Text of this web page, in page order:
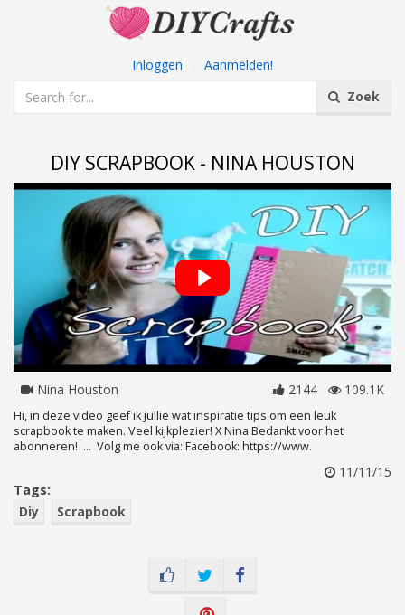
Inloggen
Aanmelden!
Zoek
DIY SCRAPBOOK - NINA HOUSTON
Nina Houston 2144 109.1K
Hi, in deze video geef ik jullie wat inspiratie tips om een leuk
scrapbook te maken. Veel kijkplezier! X Nina Bedankt voor het
abonneren! ... Volg me ook via: Facebook: https://www.
11/11/15
Tags:
Diy
Scrapbook